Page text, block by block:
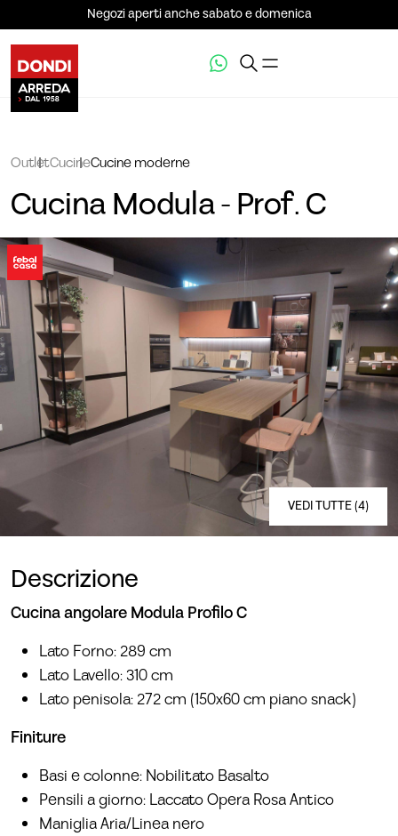
Negozi aperti anche sabato e domenica
OutletCucineCucine moderne
Cucina Modula - Prof. C
VEDI TUTTE (4)
Descrizione
Cucina angolare Modula Profilo C
Lato Forno: 289 cm
Lato Lavello: 310 cm
Lato penisola: 272 cm (150x60 cm piano snack)
Finiture
Basi e colonne: Nobilitato Basalto
Pensili a giorno: Laccato Opera Rosa Antico
Maniglia Aria/Linea nero